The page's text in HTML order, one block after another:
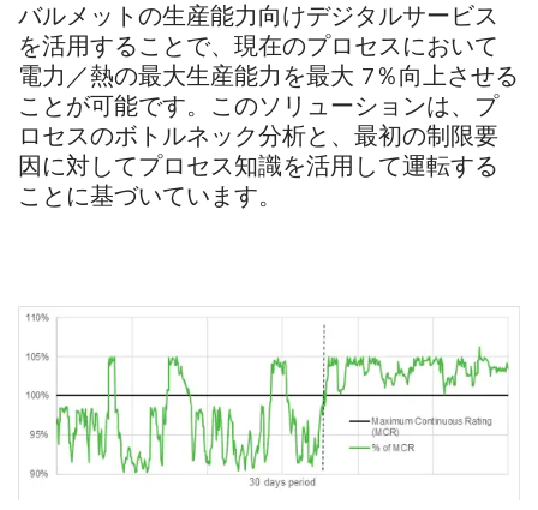
バルメットの生産能力向けデジタルサービス
を活用することで、現在のプロセスにおいて
電力／熱の最大生産能力を最大 7％向上させる
ことが可能です。このソリューションは、プ
ロセスのボトルネック分析と、最初の制限要
因に対してプロセス知識を活用して運転する
ことに基づいています。